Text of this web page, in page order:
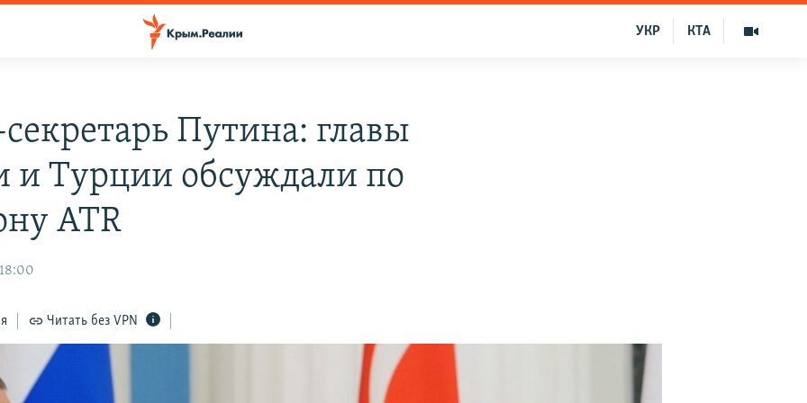
КТА
УКР
Путина: главы
и Турции обсуждали по
ATR
Читать без VPN